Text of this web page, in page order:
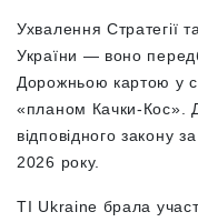
Ухвалення Стратегії
України — воно
Дорожньою картою у
«планом Качки-Кос».
відповідного закону
2026 року.
TI Ukraine брала